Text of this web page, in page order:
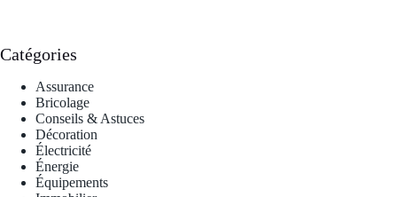
Catégories
Assurance
Bricolage
Conseils & Astuces
Décoration
Électricité
Énergie
Équipements